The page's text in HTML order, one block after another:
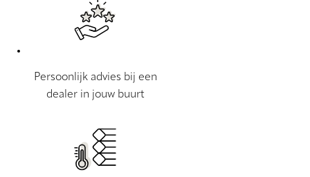
Persoonlijk advies bij een
dealer in jouw buurt